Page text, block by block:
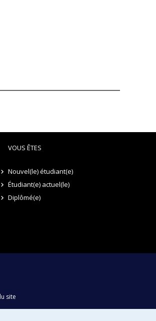
sémiotique, la
la présence du chantier dans la
est donc de mieux
VOUS ÊTES
Nouvel(le) étudiant(e)
Étudiant(e) actuel(le)
Diplômé(e)
site